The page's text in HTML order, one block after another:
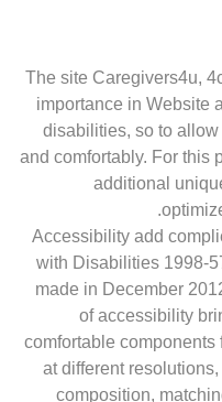
The site Caregivers4u,
importance in Website
disabilities, so to
and comfortably. For this
additional
Accessibility add
with Disabilities 1998-
made in December
of accessibility
comfortable
at different
composition,